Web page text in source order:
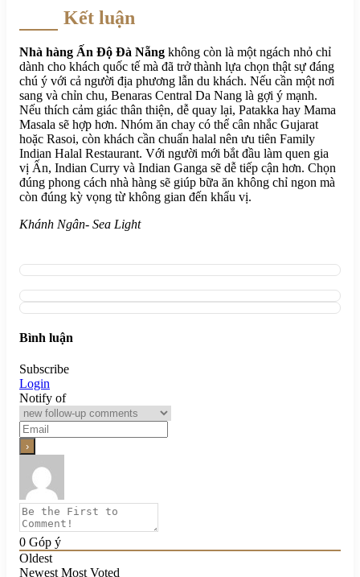
Kết luận
Nhà hàng Ấn Độ Đà Nẵng không còn là một ngách nhỏ chỉ
dành cho khách quốc tế mà đã trở thành lựa chọn thật sự đáng
chú ý với cả người địa phương lẫn du khách. Nếu cần một nơi
sang và chỉn chu, Benaras Central Da Nang là gợi ý mạnh.
Nếu thích cảm giác thân thiện, dễ quay lại, Patakka hay Mama
Masala sẽ hợp hơn. Nhóm ăn chay có thể cân nhắc Gujarat
hoặc Rasoi, còn khách cần chuẩn halal nên ưu tiên Family
Indian Halal Restaurant. Với người mới bắt đầu làm quen gia
vị Ấn, Indian Curry và Indian Ganga sẽ dễ tiếp cận hơn. Chọn
đúng phong cách nhà hàng sẽ giúp bữa ăn không chỉ ngon mà
còn đúng kỳ vọng từ không gian đến khẩu vị.
Khánh Ngân- Sea Light
Bình luận
Subscribe
Login
Notify of
0 Góp ý
Oldest
Newest Most Voted